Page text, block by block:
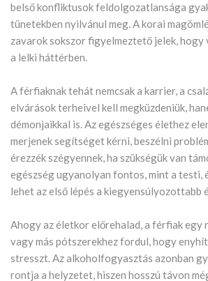
belső konfliktusok feldolgozatlansága
tünetekben nyilvánul meg. A korai
zavarok sokszor figyelmeztető jelek, hogy
a lelki háttérben.
A férfiaknak tehát nemcsak a karrier, a
elvárások terheivel kell megküzdeniük,
démonjaikkal is. Az egészséges élethez
merjenek segítséget kérni, beszélni
érezzék szégyennek, ha szükségük van
egészség ugyanolyan fontos, mint a testi,
lehet az első lépés a kiegyensúlyozottabb
Ahogy az életkor előrehalad, a férfiak egy
vagy más pótszerekhez fordul, hogy
stresszt. Az alkoholfogyasztás azonban
rontja a helyzetet, hiszen hosszú távon